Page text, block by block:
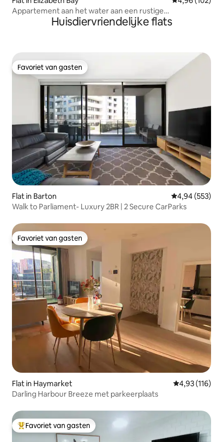
Appartement aan het water aan een rustige
doodlopende wegHuisdiervriendelijke flats
Favoriet van gasten
Favoriet van gasten
Flat in Barton Gemiddelde
4,94 (553)
Walk to Parliament- Luxury 2BR | 2 Secure CarParks
Favoriet van gasten
Favoriet van gasten
Flat in Haymarket Gemiddelde
4,93 (116)
Darling Harbour Breeze met parkeerplaats
Topfavoriet van gasten
Favoriet van gasten